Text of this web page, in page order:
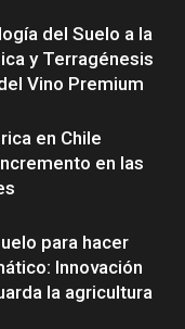
del Suelo a la
y Terragénesis
Vino Premium
en Chile
en las
para hacer
Innovación
la agricultura